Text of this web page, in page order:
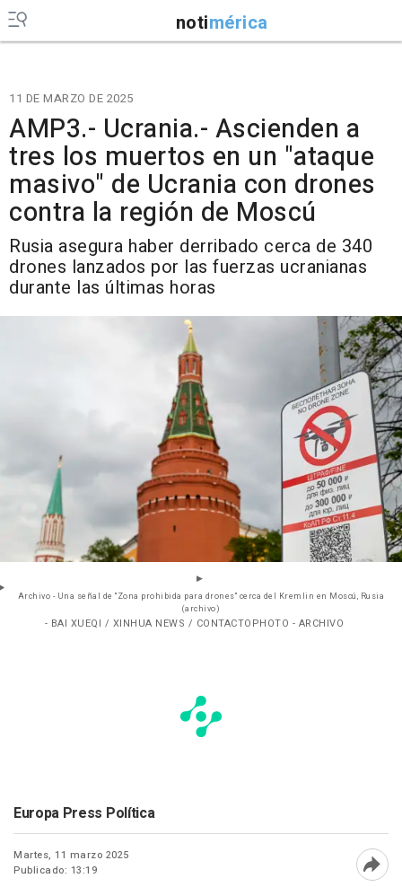
notimérica
11 DE MARZO DE 2025
AMP3.- Ucrania.- Ascienden a
tres los muertos en un "ataque
masivo" de Ucrania con drones
contra la región de Moscú
Rusia asegura haber derribado cerca de 340
drones lanzados por las fuerzas ucranianas
durante las últimas horas
Archivo - Una señal de "Zona prohibida para drones" cerca del Kremlin en Moscú, Rusia
(archivo)
- BAI XUEQI / XINHUA NEWS / CONTACTOPHOTO - ARCHIVO
Europa Press Política
Martes, 11 marzo 2025
Publicado: 13:19